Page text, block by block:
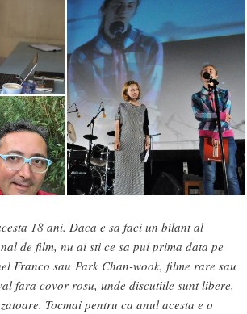
18 ani. Daca e sa faci un bilant al
de film, nu ai sti ce sa pui prima data pe
Franco sau Park Chan-wook, filme rare sau
fara covor rosu, unde discutiile sunt libere,
Tocmai pentru ca anul acesta e o